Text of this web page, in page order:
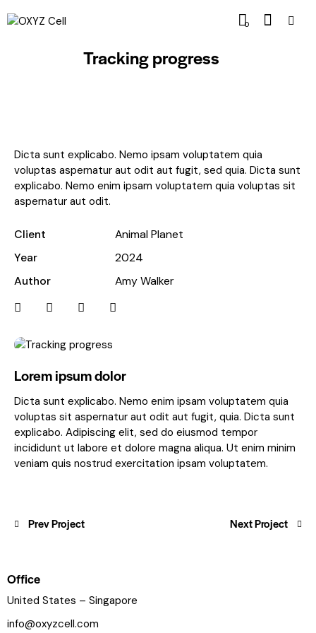
0
Tracking progress
Lorem ipsum dolor
Dicta sunt explicabo. Nemo enim ipsam voluptatem quia
voluptas sit aspernatur aut odit aut fugit, quia. Dicta sunt
explicabo. Adipiscing elit, sed do eiusmod tempor
incididunt ut labore et dolore magna aliqua. Ut enim minim
veniam quis nostrud exercitation ipsam voluptatem.
Dicta sunt explicabo. Nemo ipsam voluptatem quia
voluptas aspernatur aut odit aut fugit, sed quia. Dicta sunt
explicabo. Nemo enim ipsam voluptatem quia voluptas sit
aspernatur aut odit.
Client
Animal Planet
Year
2024
Author
Amy Walker
Prev Project Next Project
Office
United States – Singapore
info@oxyzcell.com